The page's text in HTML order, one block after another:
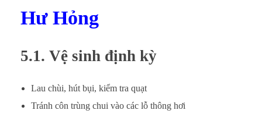
Hư Hỏng
5.1. Vệ sinh định kỳ
Lau chùi, hút bụi, kiểm tra quạt
Tránh côn trùng chui vào các lỗ thông hơi